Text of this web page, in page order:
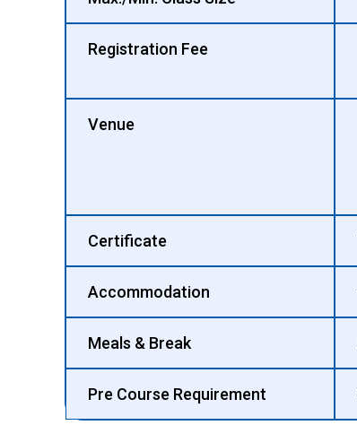
Registration Fee
Venue
Certificate
Accommodation
Meals & Break
Pre Course Requirement